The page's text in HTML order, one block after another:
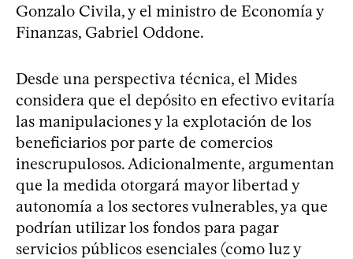
Gonzalo Civila, y el ministro de Economía y
Finanzas, Gabriel Oddone.
Desde una perspectiva técnica, el Mides
considera que el depósito en efectivo evitaría
las manipulaciones y la explotación de los
beneficiarios por parte de comercios
inescrupulosos. Adicionalmente, argumentan
que la medida otorgará mayor libertad y
autonomía a los sectores vulnerables, ya que
podrían utilizar los fondos para pagar
servicios públicos esenciales (como luz y